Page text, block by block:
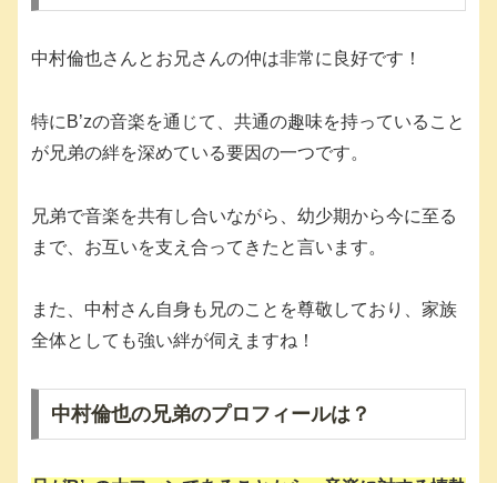
中村倫也さんとお兄さんの仲は非常に良好です！
特にB’zの音楽を通じて、共通の趣味を持っていること
が兄弟の絆を深めている要因の一つです。
兄弟で音楽を共有し合いながら、幼少期から今に至る
まで、お互いを支え合ってきたと言います。
また、中村さん自身も兄のことを尊敬しており、家族
全体としても強い絆が伺えますね！
中村倫也の兄弟のプロフィールは？